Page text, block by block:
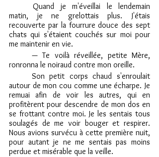
	Quand je m'éveillai le lendemain
matin, je ne grelottais plus. J'étais
recouverte par la fourrure douce des sept
chats qui s'étaient couchés sur moi pour
me maintenir en vie.
ronronna le noiraud contre mon oreille.
autour de mon cou comme une écharpe. Je
remuai afin de voir les autres, qui en
profitèrent pour descendre de mon dos en
se frottant contre moi. Je les sentais tous
soulagés de me voir bouger et respirer.
Nous avions survécu à cette première nuit,
pour autant je ne me sentais pas moins
perdue et misérable que la veille.